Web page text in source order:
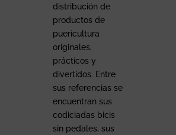
distribución de
productos de
puericultura
originales,
prácticos y
divertidos. Entre
sus referencias se
encuentran sus
codiciadas bicis
sin pedales, sus